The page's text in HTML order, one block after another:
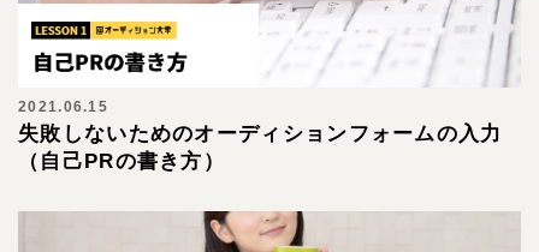
2021.06.15
失敗しないためのオーディションフォームの入力
（自己PRの書き方）